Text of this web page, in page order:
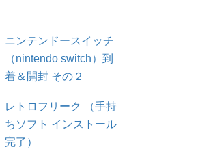
ニンテンドースイッチ
（nintendo switch）到
着＆開封 その２
レトロフリーク （手持
ちソフト インストール
完了）